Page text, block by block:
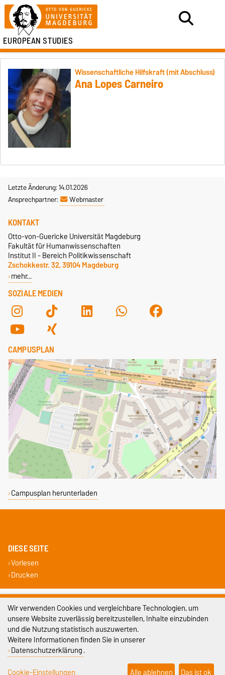
EUROPEAN STUDIES
Wissenschaftliche Hilfskraft (mit Abschluss)
Ana Lopes Carneiro
Letzte Änderung: 14.01.2026
Ansprechpartner:
Webmaster
SOZIALE MEDIEN
KONTAKT
Otto-von-Guericke Universität Magdeburg
Fakultät für Humanwissenschaften
Institut II - Bereich Politikwissenschaft
Zschokkestr. 32, 39104 Magdeburg
mehr…
CAMPUSPLAN
Campusplan herunterladen
DIESE SEITE
Vorlesen
Drucken
Impressum
Datenschutz
Barrierefreiheit
Cookie-Einstellungen
Wir verwenden Cookies und vergleichbare Technologien, um
unsere Website zuverlässig bereitzustellen, Inhalte einzubinden
und die Nutzung statistisch auszuwerten.
Weitere Informationen finden Sie in unserer
Datenschutzerklärung.
Cookie-Einstellungen
Alle ablehnen Das ist ok